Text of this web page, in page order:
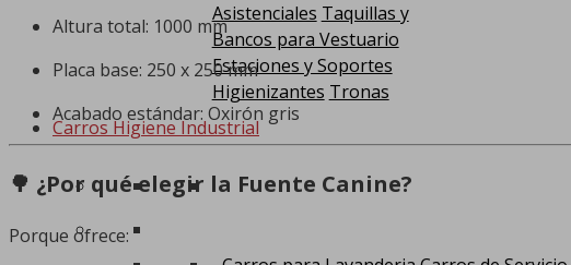
Asistenciales Taquillas y
Bancos para Vestuario
Estaciones y Soportes
Higienizantes Tronas
Carros Higiene Industrial
Altura total: 1000 mm
Placa base: 250 x 250 mm
Acabado estándar: Oxirón gris
🌳 ¿Por qué elegir la Fuente Canine?
Porque ofrece: